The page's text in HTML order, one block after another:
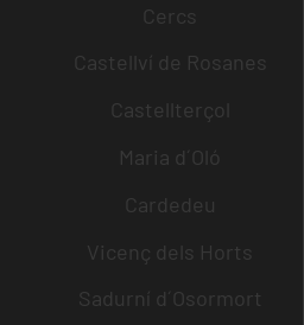
Cercs
Castellví de Rosanes
Castellterçol
Maria d´Oló
Cardedeu
Vicenç dels Horts
Sadurní d´Osormort